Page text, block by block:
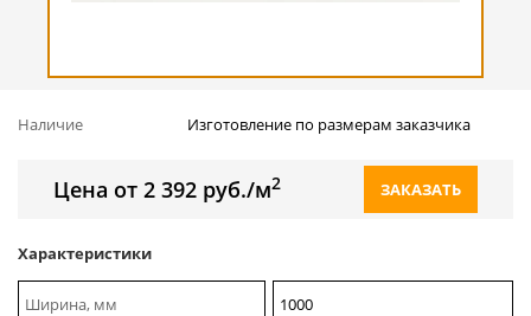
Наличие Изготовление по размерам заказчика
Цена от 2 392 руб./м2 ЗАКАЗАТЬ
Характеристики
Ширина, мм 1000